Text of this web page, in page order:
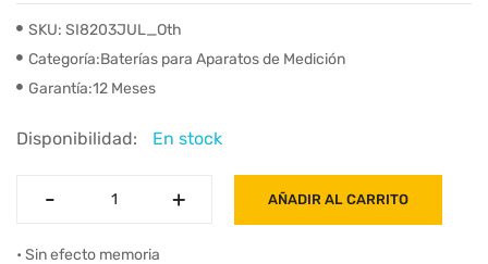
SKU: SI8203JUL_Oth
Categoría:Baterías para Aparatos de Medición
Garantía:12 Meses
Disponibilidad: En stock
- +
- + AÑADIR AL CARRITO
• Sin efecto memoria